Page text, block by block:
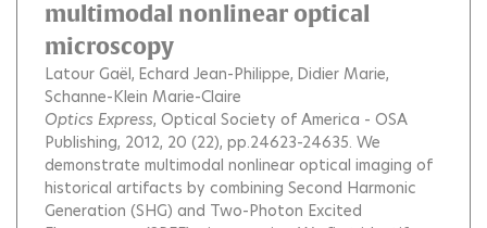
multimodal nonlinear optical
microscopy
Latour Gaël Echard Jean-Philippe Didier Marie
Schanne-Klein Marie-Claire
Optics Express, Optical Society of America - OSA
Publishing, 2012, 20 (22), pp.24623-24635. We
demonstrate multimodal nonlinear optical imaging of
historical artifacts by combining Second Harmonic
Generation (SHG) and Two-Photon Excited